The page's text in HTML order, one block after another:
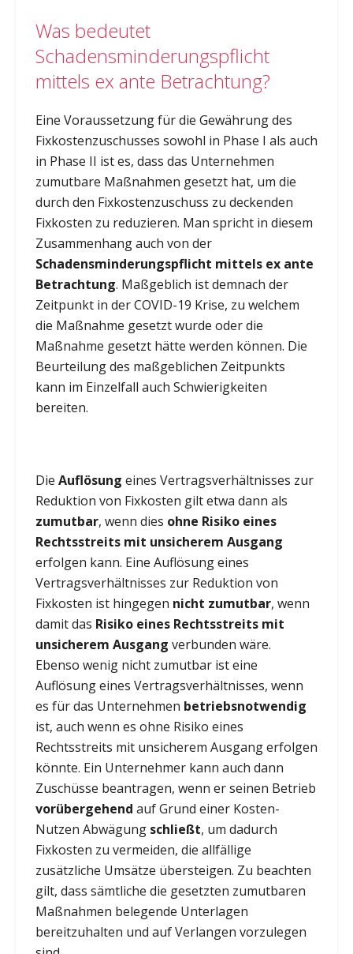
Was bedeutet
Schadensminderungspflicht
mittels ex ante Betrachtung?
Eine Voraussetzung für die Gewährung des
Fixkostenzuschusses sowohl in Phase I als auch
in Phase II ist es, dass das Unternehmen
zumutbare Maßnahmen gesetzt hat, um die
durch den Fixkostenzuschuss zu deckenden
Fixkosten zu reduzieren. Man spricht in diesem
Zusammenhang auch von der
Schadensminderungspflicht mittels ex ante
Betrachtung. Maßgeblich ist demnach der
Zeitpunkt in der COVID-19 Krise, zu welchem
die Maßnahme gesetzt wurde oder die
Maßnahme gesetzt hätte werden können. Die
Beurteilung des maßgeblichen Zeitpunkts
kann im Einzelfall auch Schwierigkeiten
bereiten.
Die Auflösung eines Vertragsverhältnisses zur
Reduktion von Fixkosten gilt etwa dann als
zumutbar, wenn dies ohne Risiko eines
Rechtsstreits mit unsicherem Ausgang
erfolgen kann. Eine Auflösung eines
Vertragsverhältnisses zur Reduktion von
Fixkosten ist hingegen nicht zumutbar, wenn
damit das Risiko eines Rechtsstreits mit
unsicherem Ausgang verbunden wäre.
Ebenso wenig nicht zumutbar ist eine
Auflösung eines Vertragsverhältnisses, wenn
es für das Unternehmen betriebsnotwendig
ist, auch wenn es ohne Risiko eines
Rechtsstreits mit unsicherem Ausgang erfolgen
könnte. Ein Unternehmer kann auch dann
Zuschüsse beantragen, wenn er seinen Betrieb
vorübergehend auf Grund einer Kosten-
Nutzen Abwägung schließt, um dadurch
Fixkosten zu vermeiden, die allfällige
zusätzliche Umsätze übersteigen. Zu beachten
gilt, dass sämtliche die gesetzten zumutbaren
Maßnahmen belegende Unterlagen
bereitzuhalten und auf Verlangen vorzulegen